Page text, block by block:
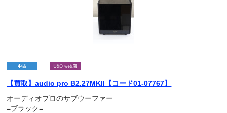
【買取】audio pro B2.27MKII【コード01-07767】
オーディオプロのサブウーファー
=ブラック=